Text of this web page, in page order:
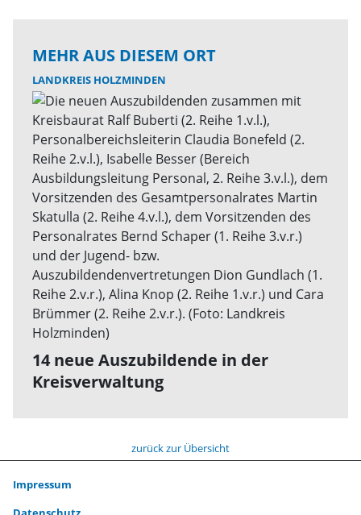
MEHR AUS DIESEM ORT
LANDKREIS HOLZMINDEN
14 neue Auszubildende in der
Kreisverwaltung
zurück zur Übersicht
Impressum